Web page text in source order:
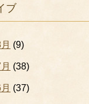
ブ
(9)
(38)
(37)